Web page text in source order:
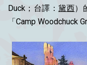
Duck；台譯：黛西）
「Camp Woodchuck